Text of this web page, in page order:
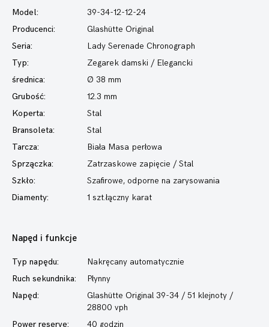
Model:
39-34-12-12-24
Producenci:
Glashütte Original
Seria:
Lady Serenade Chronograph
Typ:
Zegarek damski / Elegancki
średnica:
Ø 38 mm
Grubość:
12.3 mm
Koperta:
Stal
Bransoleta:
Stal
Tarcza:
Biała Masa perłowa
Sprzączka:
Zatrzaskowe zapięcie / Stal
Szkło:
Szafirowe, odporne na zarysowania
Diamenty:
1 szt.łączny karat
Napęd i funkcje
Typ napędu:
Nakręcany automatycznie
Ruch sekundnika:
Płynny
Napęd:
Glashütte Original 39-34 / 51 klejnoty /
28800 vph
Power reserve:
40 godzin